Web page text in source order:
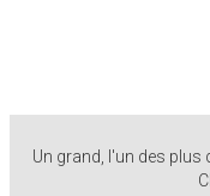
Un grand, l'un des plus